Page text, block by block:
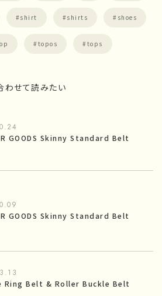
shirt shirts shoes
topos tops
わせて読みたい
GOODS Skinny Standard Belt
GOODS Skinny Standard Belt
Ring Belt & Roller Buckle Belt